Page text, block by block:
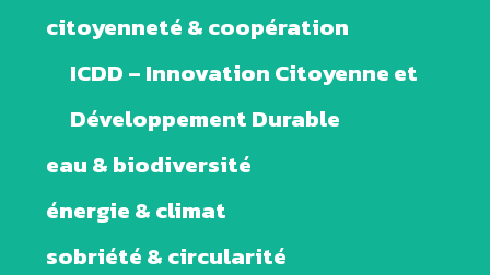
citoyenneté & coopération
ICDD – Innovation Citoyenne et
Développement Durable
eau & biodiversité
énergie & climat
sobriété & circularité